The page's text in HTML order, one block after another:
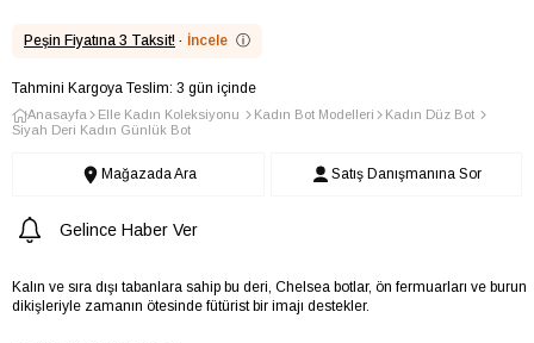
Peşin Fiyatına 3 Taksit! · İncele ⓘ
Tahmini Kargoya Teslim: 3 gün içinde
Anasayfa Elle Kadın Koleksiyonu Kadın Bot Modelleri
Kadın Düz Bot
Siyah Deri Kadın Günlük Bot
Mağazada Ara Satış Danışmanına Sor
Gelince Haber Ver
Kalın ve sıra dışı tabanlara sahip bu deri, Chelsea botlar, ön fermuarları ve burun
dikişleriyle zamanın ötesinde fütürist bir imajı destekler.